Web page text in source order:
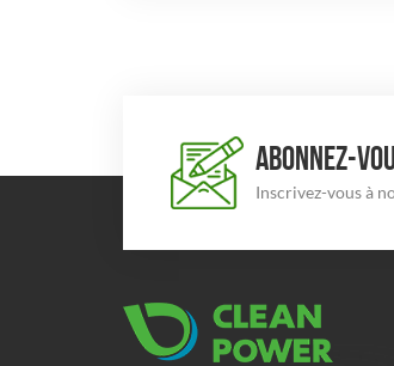
ABONNEZ-
Inscrivez-vous à